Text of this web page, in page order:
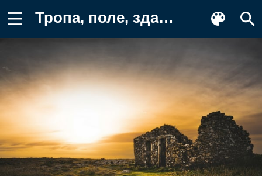
Тропа, поле, здание Фотография